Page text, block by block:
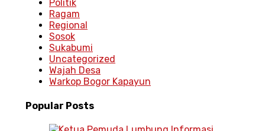
Politik
Ragam
Regional
Sosok
Sukabumi
Uncategorized
Wajah Desa
Warkop Bogor Kapayun
Popular Posts